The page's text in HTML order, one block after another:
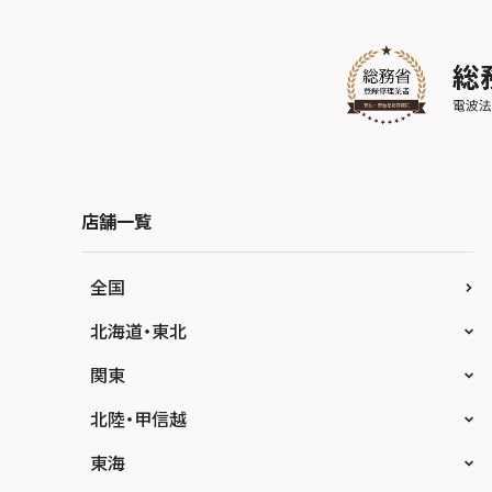
店舗一覧
全国
北海道・東北
スマホスピタル大丸札幌
関東
スマホスピタル宇都宮
スマホスピタル 高崎
北陸・甲信越
スマホスピタルアル・プラザ小松
東海